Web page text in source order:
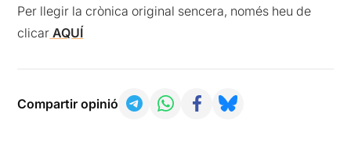
Per llegir la crònica original sencera, només heu de
clicar AQUÍ
Compartir opinió